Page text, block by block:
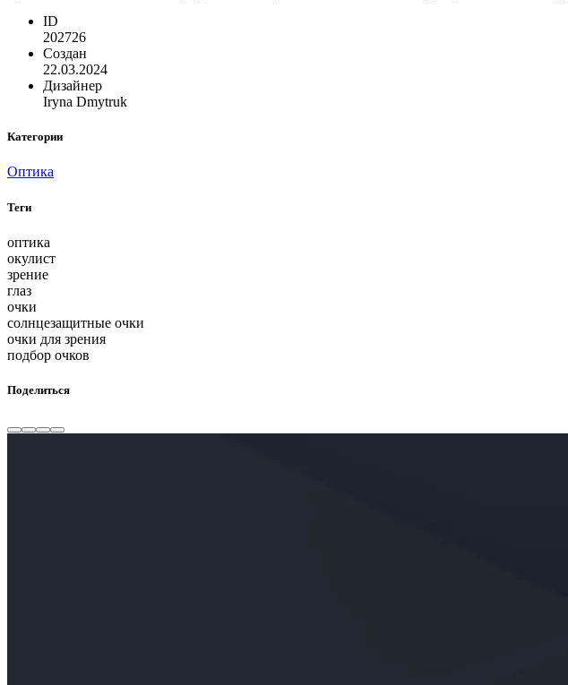
ID
202726
Создан
22.03.2024
Дизайнер
Iryna Dmytruk
Категории
Оптика
Теги
оптика
окулист
зрение
глаз
очки
солнцезащитные очки
очки для зрения
подбор очков
Поделиться